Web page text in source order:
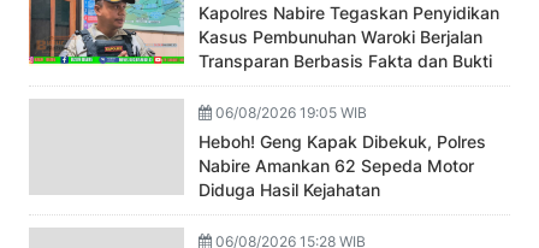
Kapolres Nabire Tegaskan Penyidikan
Kasus Pembunuhan Waroki Berjalan
Transparan Berbasis Fakta dan Bukti
06/08/2026 19:05 WIB
Heboh! Geng Kapak Dibekuk, Polres
Nabire Amankan 62 Sepeda Motor
Diduga Hasil Kejahatan
06/08/2026 15:28 WIB